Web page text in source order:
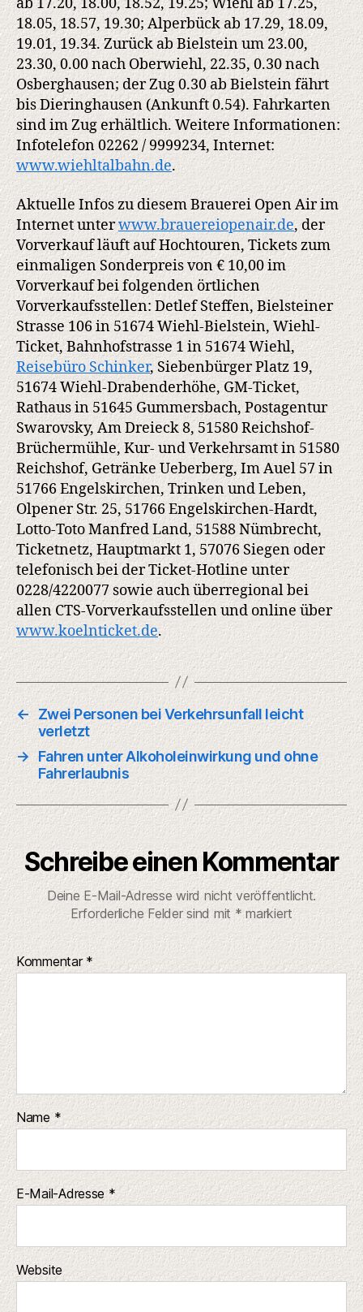
ab 17.20, 18.00, 18.52, 19.25; Wiehl ab 17.25,
18.05, 18.57, 19.30; Alperbück ab 17.29, 18.09,
19.01, 19.34. Zurück ab Bielstein um 23.00,
23.30, 0.00 nach Oberwiehl, 22.35, 0.30 nach
Osberghausen; der Zug 0.30 ab Bielstein fährt
bis Dieringhausen (Ankunft 0.54). Fahrkarten
sind im Zug erhältlich. Weitere Informationen:
Infotelefon 02262 / 9999234, Internet:
www.wiehltalbahn.de.
Aktuelle Infos zu diesem Brauerei Open Air im
Internet unterwww.brauereiopenair.de, der
Vorverkauf läuft auf Hochtouren, Tickets zum
einmaligen Sonderpreis von € 10,00 im
Vorverkauf bei folgenden örtlichen
Vorverkaufsstellen: Detlef Steffen, Bielsteiner
Strasse 106 in 51674 Wiehl-Bielstein, Wiehl-
Ticket, Bahnhofstrasse 1 in 51674 Wiehl,
Reisebüro Schinker, Siebenbürger Platz 19,
51674 Wiehl-Drabenderhöhe, GM-Ticket,
Rathaus in 51645 Gummersbach, Postagentur
Swarovsky, Am Dreieck 8, 51580 Reichshof-
Brüchermühle, Kur- und Verkehrsamt in 51580
Reichshof, Getränke Ueberberg, Im Auel 57 in
51766 Engelskirchen, Trinken und Leben,
Olpener Str. 25, 51766 Engelskirchen-Hardt,
Lotto-Toto Manfred Land, 51588 Nümbrecht,
Ticketnetz, Hauptmarkt 1, 57076 Siegen oder
telefonisch bei der Ticket-Hotline unter
0228/4220077 sowie auch überregional bei
allen CTS-Vorverkaufsstellen und online über
www.koelnticket.de.
←
Zwei Personen bei Verkehrsunfall leicht
verletzt
→ Fahren unter Alkoholeinwirkung und ohne
Fahrerlaubnis
Schreibe einen Kommentar
Deine E-Mail-Adresse wird nicht veröffentlicht.
Erforderliche Felder sind mit * markiert
Kommentar *
Name*
E-Mail-Adresse *
Website